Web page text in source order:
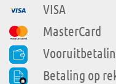
VISA
MasterCard
Betaling op